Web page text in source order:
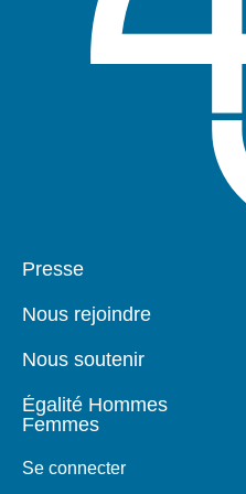
Pied
page
Presse
Nous rejoindre
Nous soutenir
Égalité Hommes
Femmes
Se connecter